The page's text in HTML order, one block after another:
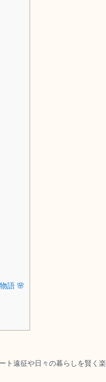
語 🌸
ト遠征や日々の暮らしを賢く楽